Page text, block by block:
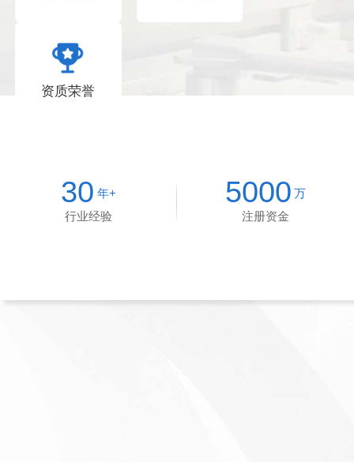
资质荣誉
30 年+
行业经验
5000 万
注册资金